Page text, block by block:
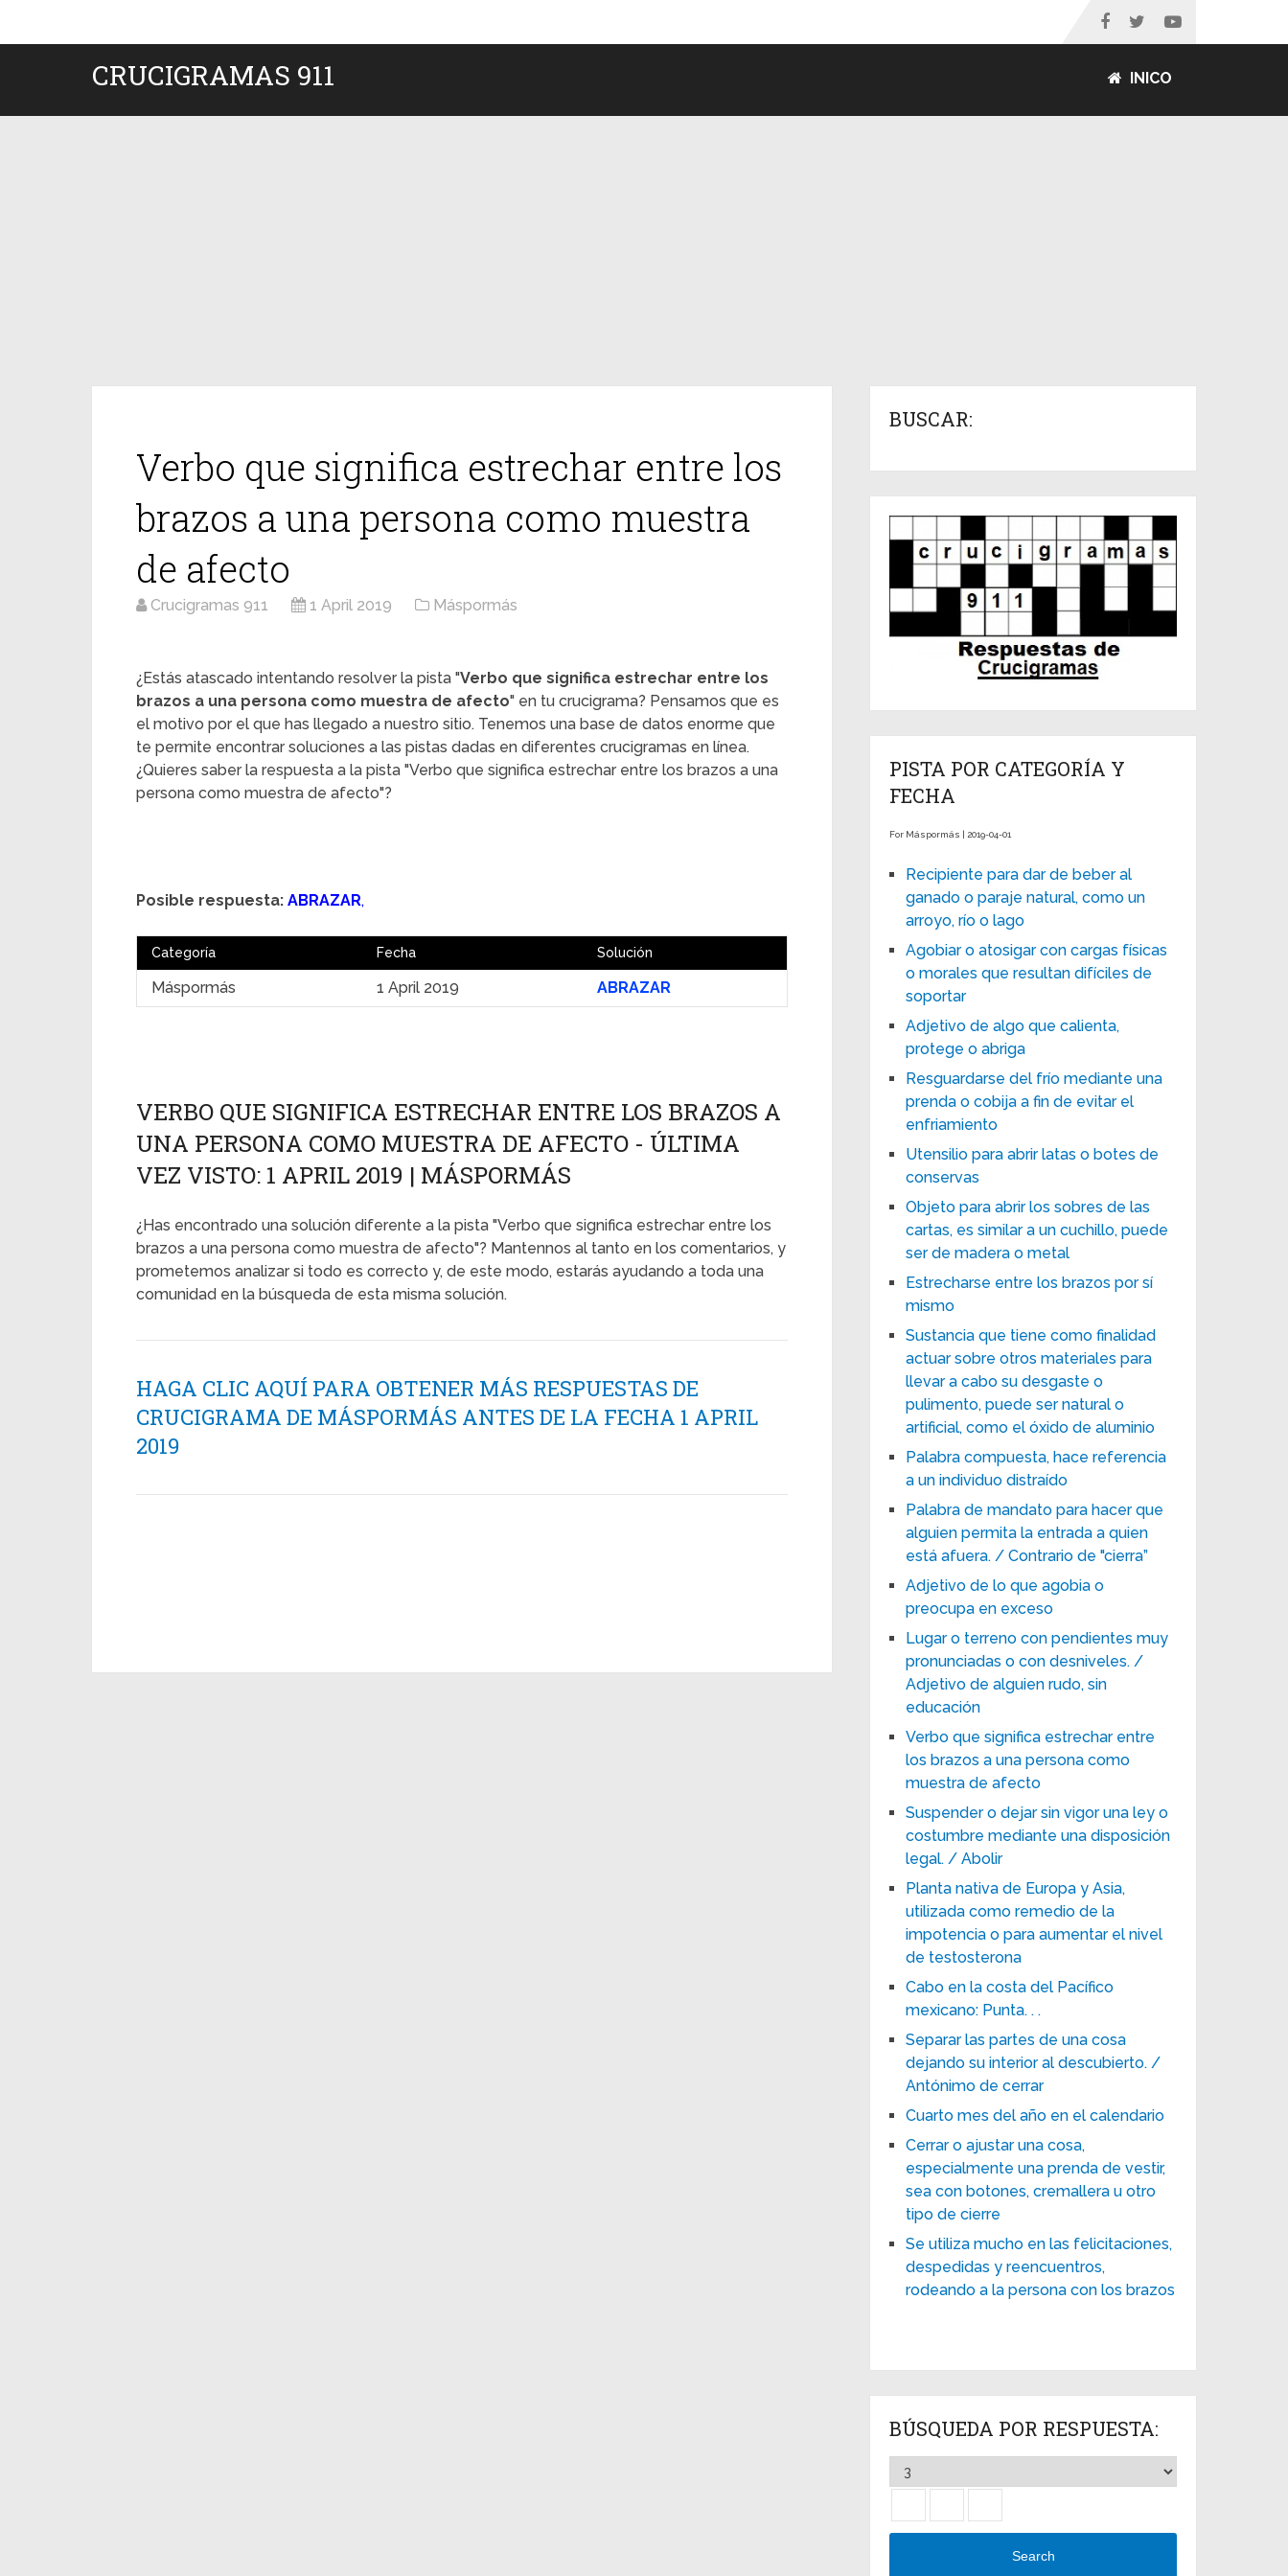
CRUCIGRAMAS 911 INICO
Verbo que significa estrechar entre los
brazos a una persona como muestra
de afecto
Crucigramas 911 1 April 2019 Máspormás
¿Estás atascado intentando resolver la pista "Verbo que significa estrechar entre los
brazos a una persona como muestra de afecto" en tu crucigrama? Pensamos que es
el motivo por el que has llegado a nuestro sitio. Tenemos una base de datos enorme que
te permite encontrar soluciones a las pistas dadas en diferentes crucigramas en línea.
¿Quieres saber la respuesta a la pista "Verbo que significa estrechar entre los brazos a una
persona como muestra de afecto"?
Posible respuesta: ABRAZAR,
Categoría Fecha Solución
Máspormás 1 April 2019 ABRAZAR
VERBO QUE SIGNIFICA ESTRECHAR ENTRE LOS BRAZOS A
UNA PERSONA COMO MUESTRA DE AFECTO - ÚLTIMA
VEZ VISTO: 1 APRIL 2019 | MÁSPORMÁS
¿Has encontrado una solución diferente a la pista "Verbo que significa estrechar entre los
brazos a una persona como muestra de afecto"? Mantennos al tanto en los comentarios, y
prometemos analizar si todo es correcto y, de este modo, estarás ayudando a toda una
comunidad en la búsqueda de esta misma solución.
HAGA CLIC AQUÍ PARA OBTENER MÁS RESPUESTAS DE
CRUCIGRAMA DE MÁSPORMÁS ANTES DE LA FECHA 1 APRIL
2019
BUSCAR:
PISTA POR CATEGORÍA Y
FECHA
For Máspormás | 2019-04-01
Recipiente para dar de beber al
ganado o paraje natural, como un
arroyo, río o lago
Agobiar o atosigar con cargas físicas
o morales que resultan difíciles de
soportar
Adjetivo de algo que calienta,
protege o abriga
Resguardarse del frío mediante una
prenda o cobija a fin de evitar el
enfriamiento
Utensilio para abrir latas o botes de
conservas
Objeto para abrir los sobres de las
cartas, es similar a un cuchillo, puede
ser de madera o metal
Estrecharse entre los brazos por sí
mismo
Sustancia que tiene como finalidad
actuar sobre otros materiales para
llevar a cabo su desgaste o
pulimento, puede ser natural o
artificial, como el óxido de aluminio
Palabra compuesta, hace referencia
a un individuo distraído
Palabra de mandato para hacer que
alguien permita la entrada a quien
está afuera. / Contrario de "cierra”
Adjetivo de lo que agobia o
preocupa en exceso
Lugar o terreno con pendientes muy
pronunciadas o con desniveles. /
Adjetivo de alguien rudo, sin
educación
Verbo que significa estrechar entre
los brazos a una persona como
muestra de afecto
Suspender o dejar sin vigor una ley o
costumbre mediante una disposición
legal. / Abolir
Planta nativa de Europa y Asia,
utilizada como remedio de la
impotencia o para aumentar el nivel
de testosterona
Cabo en la costa del Pacífico
mexicano: Punta. . .
Separar las partes de una cosa
dejando su interior al descubierto. /
Antónimo de cerrar
Cuarto mes del año en el calendario
Cerrar o ajustar una cosa,
especialmente una prenda de vestir,
sea con botones, cremallera u otro
tipo de cierre
Se utiliza mucho en las felicitaciones,
despedidas y reencuentros,
rodeando a la persona con los brazos
BÚSQUEDA POR RESPUESTA:
Search